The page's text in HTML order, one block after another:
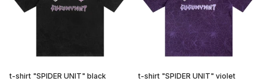
t-shirt "SPIDER UNIT" black
t-shirt "SPIDER UNIT" violet